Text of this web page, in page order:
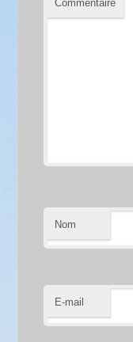
Commentaire
Nom
E-mail